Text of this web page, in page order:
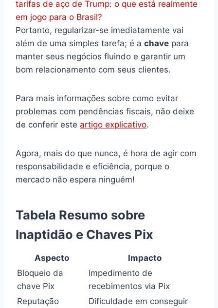
tarifas de aço de Trump: o que está realmente
em jogo para o Brasil?
Portanto, regularizar-se imediatamente vai
além de uma simples tarefa; é a chave para
manter seus negócios fluindo e garantir um
bom relacionamento com seus clientes.
Para mais informações sobre como evitar
problemas com pendências fiscais, não deixe
de conferir este artigo explicativo.
Agora, mais do que nunca, é hora de agir com
responsabilidade e eficiência, porque o
mercado não espera ninguém!
Tabela Resumo sobre
Inaptidão e Chaves Pix
Aspecto
Impacto
Bloqueio da
chave Pix
Impedimento de
recebimentos via Pix
Reputação
Dificuldade em conseguir